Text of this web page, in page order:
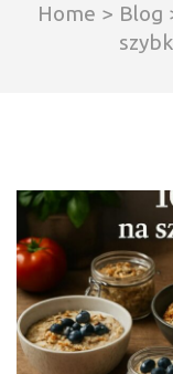
Home > Blog